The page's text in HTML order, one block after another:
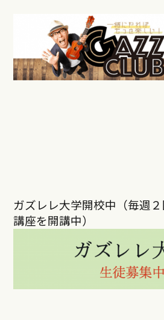
ガズレレ大学開校中（毎週
講座を開講中）